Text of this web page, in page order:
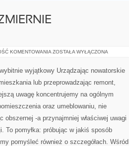
KOMENTOWANIA ODZIEŻ
NIEZMIERNIE
PONADPRZECIĘTNY
ZOSTAŁA WYŁĄCZONA
wyjątkowy Urządzając nowatorskie
lub przeprowadzając remont,
uwagę koncentrujemy na ogólnym
oraz umeblowaniu, nie
obszernej -a przynajmniej właściwej uwagi
To pomyłka: próbując w jakiś sposób
pomyśleć również o szczegółach. Wśród